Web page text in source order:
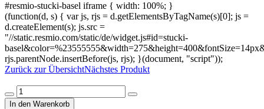
#resmio-stucki-basel iframe { width: 100%; }
(function(d, s) { var js, rjs = d.getElementsByTagName(s)[0]; js =
d.createElement(s); js.src =
"//static.resmio.com/static/de/widget.js#id=stucki-
rjs.parentNode.insertBefore(js, rjs); }(document, "script"));
Zurück zur ÜbersichtNächstes Produkt
Produkt
Menge
In den Warenkorb